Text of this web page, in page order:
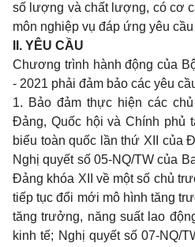
số lượng và chất lượng, có cơ
môn nghiệp vụ đáp ứng yêu
II. YÊU CẦU
Chương trình hành động của
- 2021 phải đảm bảo các yêu
1. Bảo đảm thực hiện các
Đảng, Quốc hội và Chính phủ
biểu toàn quốc lần thứ XII của
Nghị quyết số 05-NQ/TW của
Đảng khóa XII về một số chủ
tiếp tục đổi mới mô hình tăng
tăng trưởng, năng suất lao
kinh tế; Nghị quyết số 07-NQ/